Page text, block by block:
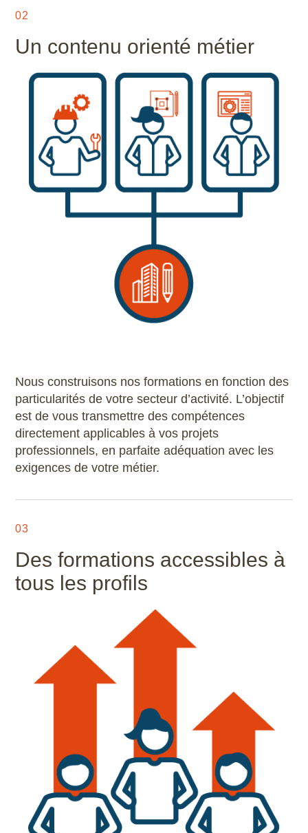
02
Un contenu orienté métier
Nous construisons nos formations en fonction des
particularités de votre secteur d’activité. L’objectif
est de vous transmettre des compétences
directement applicables à vos projets
professionnels, en parfaite adéquation avec les
exigences de votre métier.
03
Des formations accessibles à
tous les profils